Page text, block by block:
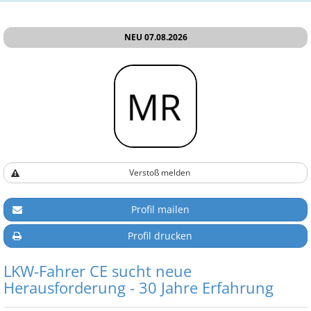
NEU 07.08.2026
Verstoß melden
Profil mailen
Profil drucken
LKW-Fahrer CE sucht neue
Herausforderung - 30 Jahre Erfahrung